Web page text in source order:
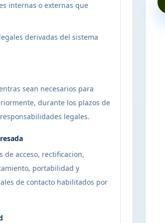
internas o externas que
derivadas del sistema
sean necesarios para
durante los plazos de
legales.
de acceso, rectificacion,
portabilidad y
de contacto habilitados por